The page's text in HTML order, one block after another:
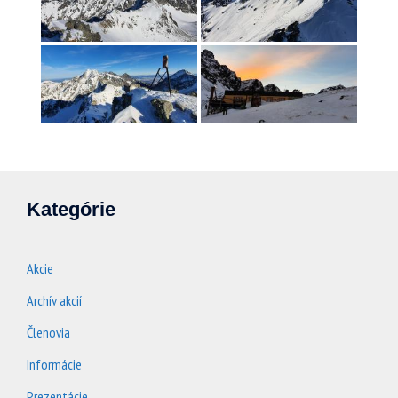
Kategórie
Akcie
Archív akcií
Členovia
Informácie